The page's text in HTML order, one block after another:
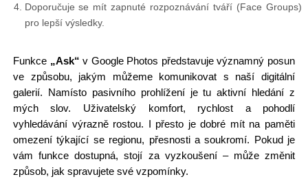
Doporučuje se mít zapnuté rozpoznávání tváří (Face Groups)
pro lepší výsledky.
Funkce „Ask“ v Google Photos představuje významný posun
ve způsobu, jakým můžeme komunikovat s naší digitální
galerií. Namísto pasivního prohlížení je tu aktivní hledání z
mých slov. Uživatelský komfort, rychlost a pohodlí
vyhledávání výrazně rostou. I přesto je dobré mít na paměti
omezení týkající se regionu, přesnosti a soukromí. Pokud je
vám funkce dostupná, stojí za vyzkoušení – může změnit
způsob, jak spravujete své vzpomínky.